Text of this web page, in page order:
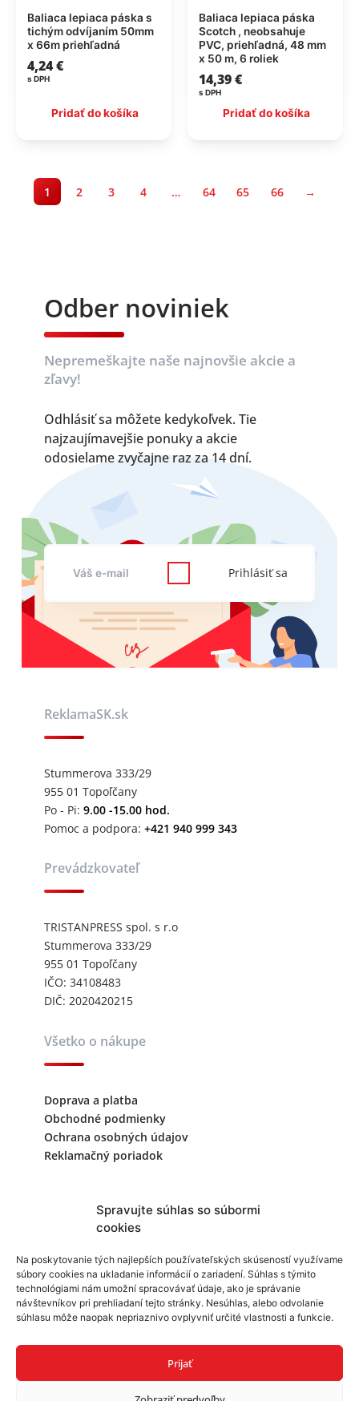
Spravujte súhlas so súbormi
cookies
Na poskytovanie tých najlepších používateľských skúseností využívame
súbory cookies na ukladanie informácií o zariadení. Súhlas s týmito
technológiami nám umožní spracovávať údaje, ako je správanie
návštevníkov pri prehliadaní tejto stránky. Nesúhlas, alebo odvolanie
súhlasu môže naopak nepriaznivo ovplyvniť určité vlastnosti a funkcie.
Prijať
Baliaca lepiaca páska s
tichým odvíjaním 50mm
x 66m priehľadná
4,24€
s DPH
Pridať do košíka
Baliaca lepiaca páska
Scotch , neobsahuje
PVC, priehľadná, 48 mm
x 50 m, 6 roliek
14,39€
s DPH
Pridať do košíka
1 2 3 4 … 64 65 66 →
Odber noviniek
Nepremeškajte naše najnovšie akcie a
zľavy!
Odhlásiť sa môžete kedykoľvek. Tie
najzaujímavejšie ponuky a akcie
odosielame zvyčajne raz za 14 dní.
Prihlásiť sa
ReklamaSK.sk
Stummerova 333/29
955 01 Topoľčany
Po - Pi: 9.00 -15.00 hod.
Pomoc a podpora: +421 940 999 343
Prevádzkovateľ
TRISTANPRESS spol. s r.o
Stummerova 333/29
955 01 Topoľčany
IČO: 34108483
DIČ: 2020420215
Všetko o nákupe
Doprava a platba
Obchodné podmienky
Ochrana osobných údajov
Reklamačný poriadok
+421 940 999 343
info@reklamask.sk